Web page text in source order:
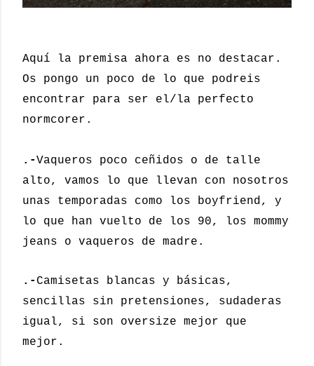
Aquí la premisa ahora es no destacar.
Os pongo un poco de lo que podreis
encontrar para ser el/la perfecto
normcorer.
.-Vaqueros poco ceñidos o de talle
alto, vamos lo que llevan con nosotros
unas temporadas como los boyfriend, y
lo que han vuelto de los 90, los mommy
jeans o vaqueros de madre.
.-Camisetas blancas y básicas,
sencillas sin pretensiones, sudaderas
igual, si son oversize mejor que
mejor.